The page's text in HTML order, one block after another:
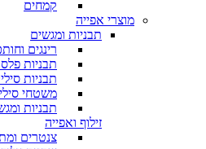
קמחים
מוצרי אפייה
תבניות ומגשים
רינגים
תבניות
תבניות
משטחי
תבניות
זילוף ואפייה
צנטרים